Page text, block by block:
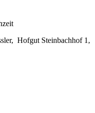
Hofgut Steinbachhof 1,